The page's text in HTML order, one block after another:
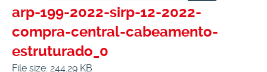
arp-199-2022-sirp-12-2022-
compra-central-cabeamento-
estruturado_0
File size: 244.29 KB